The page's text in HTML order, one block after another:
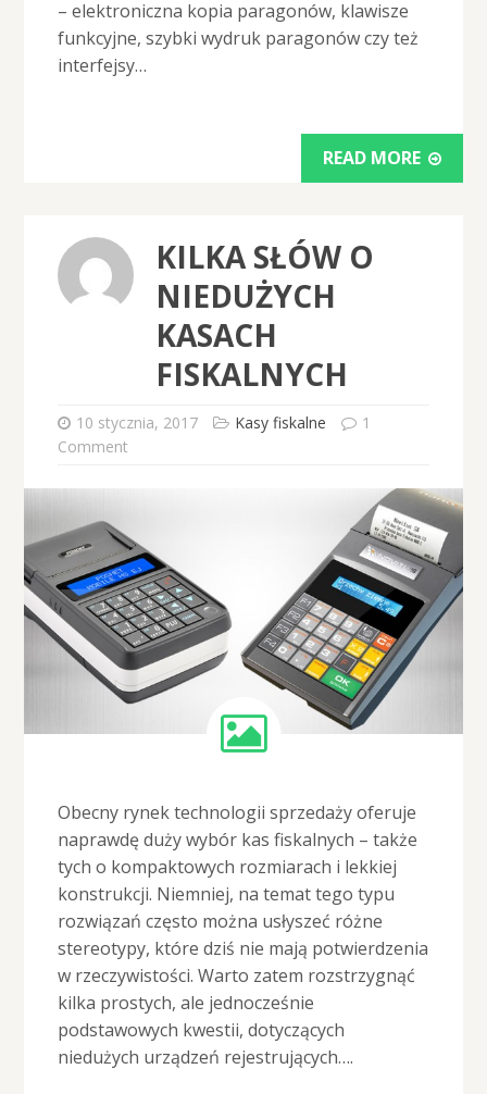
– elektroniczna kopia paragonów, klawisze
funkcyjne, szybki wydruk paragonów czy też
interfejsy…
READ MORE
KILKA SŁÓW O
NIEDUŻYCH
KASACH
FISKALNYCH
10 stycznia, 2017 Kasy fiskalne
1
Comment
Obecny rynek technologii sprzedaży oferuje
naprawdę duży wybór kas fiskalnych – także
tych o kompaktowych rozmiarach i lekkiej
konstrukcji. Niemniej, na temat tego typu
rozwiązań często można usłyszeć różne
stereotypy, które dziś nie mają potwierdzenia
w rzeczywistości. Warto zatem rozstrzygnąć
kilka prostych, ale jednocześnie
podstawowych kwestii, dotyczących
niedużych urządzeń rejestrujących….